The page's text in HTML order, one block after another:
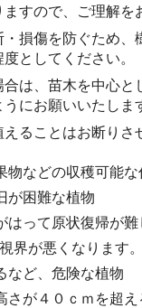
すので、ご理解を
損傷を防ぐため、
としてください。
は、苗木を中心と
にお願いいたしま
ることはお断りさ
どの収穫可能な
難な植物
原状復帰が難し
界が悪くなります。
、危険な植物
４０ｃｍを超え